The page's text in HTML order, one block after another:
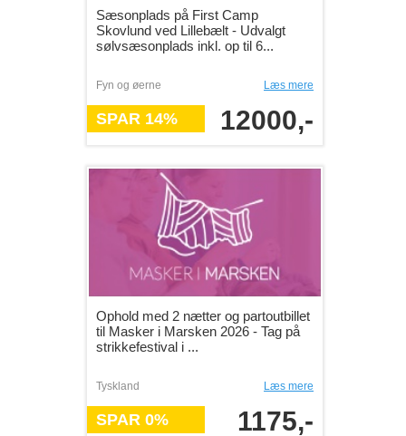
Sæsonplads på First Camp
Skovlund ved Lillebælt - Udvalgt
sølvsæsonplads inkl. op til 6...
Fyn og øerne Læs mere
SPAR 14% 12000,-
Ophold med 2 nætter og partoutbillet
til Masker i Marsken 2026 - Tag på
strikkefestival i ...
Tyskland Læs mere
SPAR 0% 1175,-